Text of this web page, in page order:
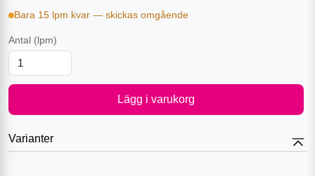
Bara 15 lpm kvar — skickas omgående
Antal (lpm)
Lägg i varukorg
Varianter